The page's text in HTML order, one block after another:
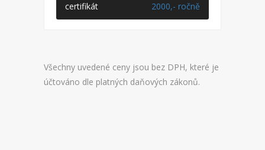
certifikát
2000,- ročně
Všechny uvedené ceny jsou bez DPH, které je
účtováno dle platných daňových zákonů.